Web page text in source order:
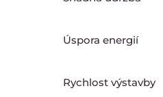
Úspora energií
Rychlost výstavby